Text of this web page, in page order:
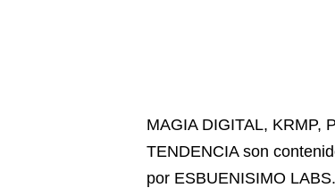
MAGIA DIGITAL, KRMP,
TENDENCIAson
por ESBUENISIMO